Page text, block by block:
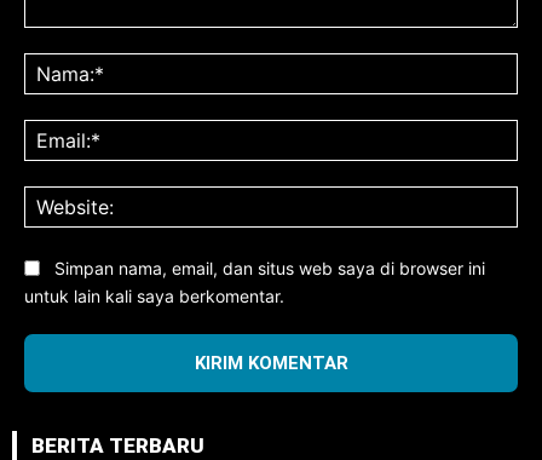
Simpan nama, email, dan situs web saya di browser ini
untuk lain kali saya berkomentar.
BERITA TERBARU